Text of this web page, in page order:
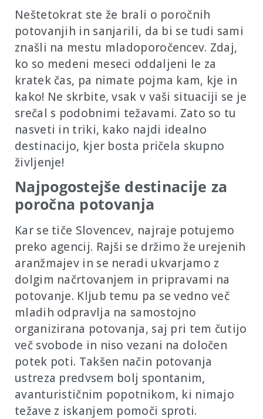
Neštetokrat ste že brali o poročnih
potovanjih in sanjarili, da bi se tudi sami
znašli na mestu mladoporočencev. Zdaj,
ko so medeni meseci oddaljeni le za
kratek čas, pa nimate pojma kam, kje in
kako! Ne skrbite, vsak v vaši situaciji se je
srečal s podobnimi težavami. Zato so tu
nasveti in triki, kako najdi idealno
destinacijo, kjer bosta pričela skupno
življenje!
Najpogostejše destinacije za
poročna potovanja
Kar se tiče Slovencev, najraje potujemo
preko agencij. Rajši se držimo že urejenih
aranžmajev in se neradi ukvarjamo z
dolgim načrtovanjem in pripravami na
potovanje. Kljub temu pa se vedno več
mladih odpravlja na samostojno
organizirana potovanja, saj pri tem čutijo
več svobode in niso vezani na določen
potek poti. Takšen način potovanja
ustreza predvsem bolj spontanim,
avanturističnim popotnikom, ki nimajo
težave z iskanjem pomoči sproti.